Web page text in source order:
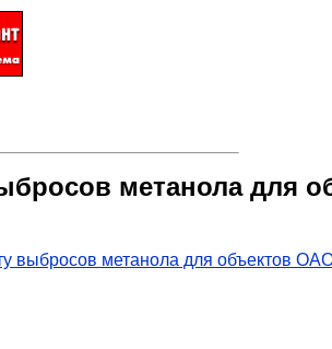
метанола для
выбросов метанола для объектов